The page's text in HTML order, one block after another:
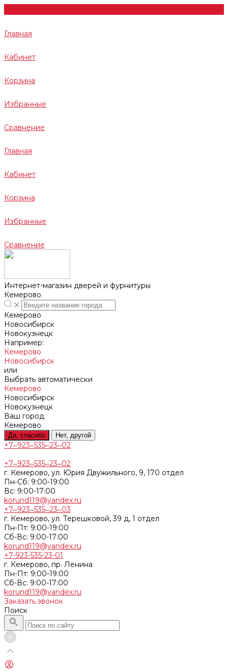
Главная
Кабинет
Корзина
Избранные
Сравнение
Главная
Кабинет
Корзина
Избранные
Сравнение
Интернет-магазин дверей и фурнитуры
Кемерово
Кемерово
Новосибирск
Новокузнецк
Например:
Кемерово
Новосибирск
или
Выбрать автоматически
Кемерово
Новосибирск
Новокузнецк
Ваш город
Кемерово
Да, спасибо Нет, другой
+7‒923‒535‒23‒02
+7‒923‒535‒23‒02
г. Кемерово, ул. Юрия Двужильного, 9, 170 отдел
Пн-Сб: 9:00-19:00
Вс: 9:00-17:00
korund119@yandex.ru
+7‒923‒535‒23‒03
г. Кемерово, ул. Терешковой, 39 д, 1 отдел
Пн-Пт: 9:00-19:00
Cб-Вс: 9:00-17:00
korund119@yandex.ru
+7-923-535-23-01
г. Кемерово, пр. Ленина
Пн-Пт: 9:00-19:00
Cб-Вс: 9:00-17:00
korund119@yandex.ru
Заказать звонок
Поиск